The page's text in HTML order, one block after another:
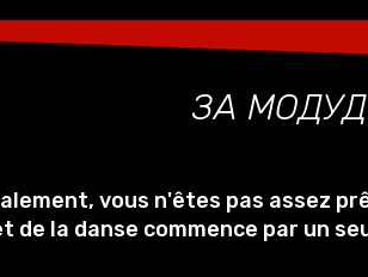
ЗА
vous n'êtes pas assez
de la danse commence par un